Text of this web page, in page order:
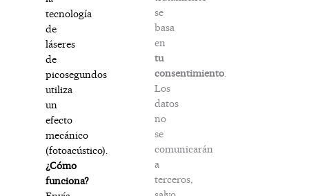
tecnología
de
láseres
de
picosegundos
utiliza
un
efecto
mecánico
(fotoacústico).
¿Cómo
funciona?
se
basa
en
tu
consentimiento.
Los
datos
no
se
comunicarán
a
terceros,